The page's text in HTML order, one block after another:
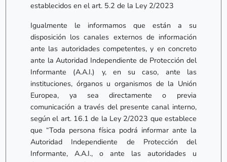
establecidos en el art. 5.2 de la Ley 2/2023
Igualmente le informamos que están a su
disposición los canales externos de información
ante las autoridades competentes, y en concreto
ante la Autoridad Independiente de Protección del
Informante (A.A.I.) y, en su caso, ante las
instituciones, órganos u organismos de la Unión
Europea, ya sea directamente o previa
comunicación a través del presente canal interno,
según el art. 16.1 de la Ley 2/2023 que establece
que “Toda persona física podrá informar ante la
Autoridad Independiente de Protección del
Informante, A.A.I., o ante las autoridades u